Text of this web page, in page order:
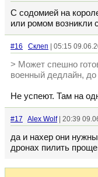
С содомией на
или ромом возникли
#16 Склеп | 05:15
> Может спешно
военный дедлайн, до
Не успеют. Там на
#17 Alex Wolf| 20:39
да и нахер они
дронах пилить